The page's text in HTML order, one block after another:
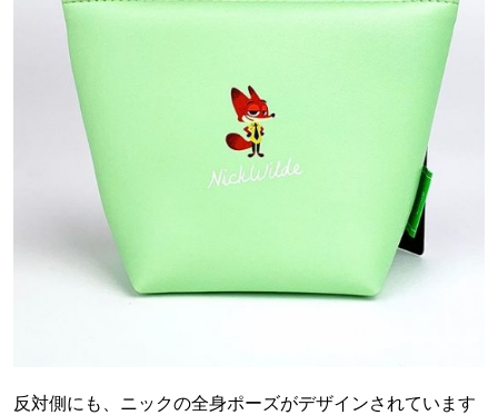
反対側にも、ニックの全身ポーズがデザインされています